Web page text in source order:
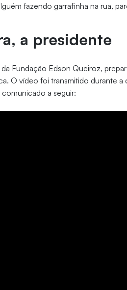
fazendo garrafinha na rua,
a presidente
Fundação Edson Queiroz,
O vídeo foi transmitido durante
a seguir: